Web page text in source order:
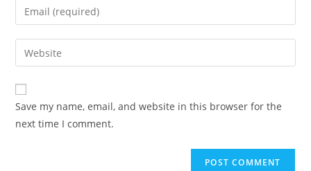
Save my name, email, and website in this browser for the
next time I comment.